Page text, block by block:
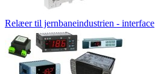
Relæer til jernbaneindustrien - interface